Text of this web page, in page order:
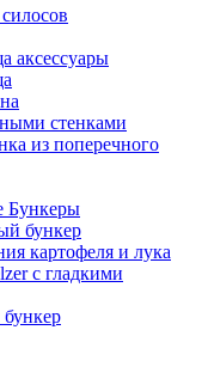
аксессуары
стенками
из поперечного
Бункеры
бункер
картофеля и лука
с гладкими